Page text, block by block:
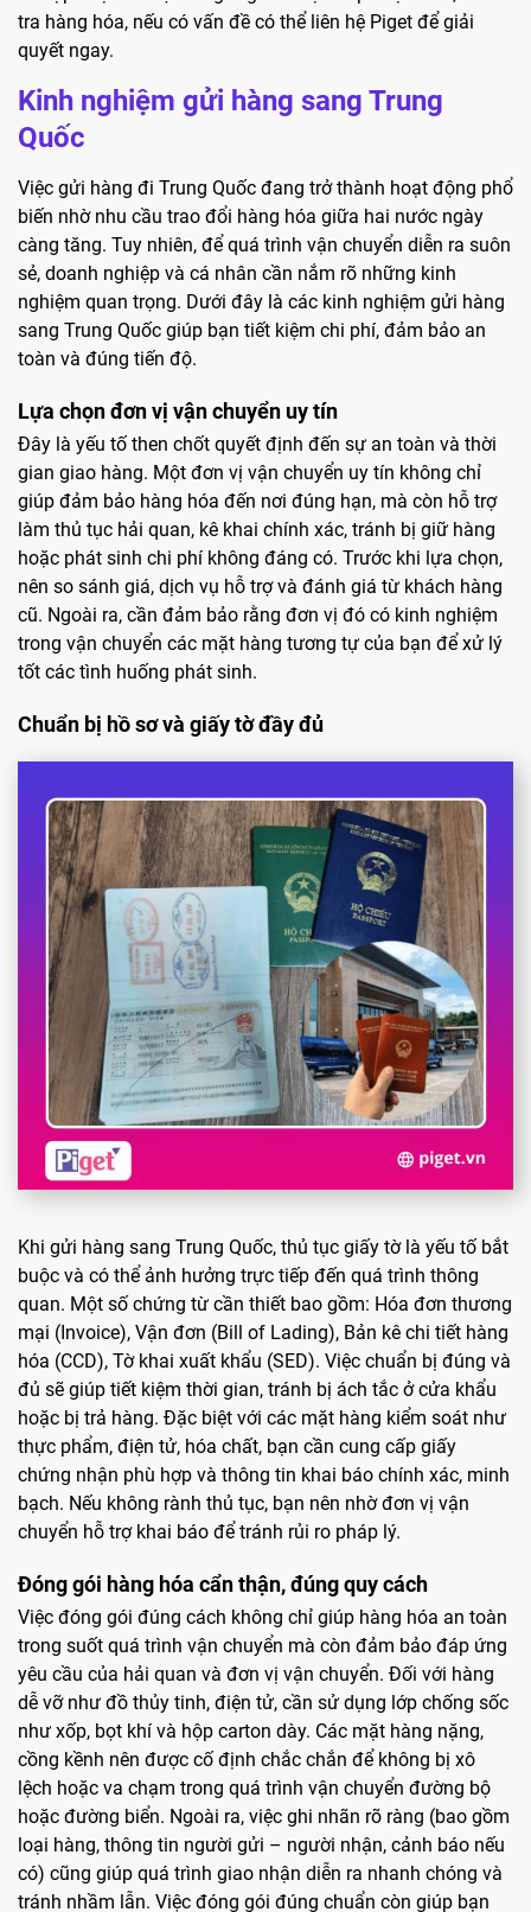
tra hàng hóa, nếu có vấn đề có thể liên hệ Piget để giải
quyết ngay.
Kinh nghiệm gửi hàng sang Trung
Quốc
Việc gửi hàng đi Trung Quốc đang trở thành hoạt động phổ
biến nhờ nhu cầu trao đổi hàng hóa giữa hai nước ngày
càng tăng. Tuy nhiên, để quá trình vận chuyển diễn ra suôn
sẻ, doanh nghiệp và cá nhân cần nắm rõ những kinh
nghiệm quan trọng. Dưới đây là các kinh nghiệm gửi hàng
sang Trung Quốc giúp bạn tiết kiệm chi phí, đảm bảo an
toàn và đúng tiến độ.
Lựa chọn đơn vị vận chuyển uy tín
Đây là yếu tố then chốt quyết định đến sự an toàn và thời
gian giao hàng. Một đơn vị vận chuyển uy tín không chỉ
giúp đảm bảo hàng hóa đến nơi đúng hạn, mà còn hỗ trợ
làm thủ tục hải quan, kê khai chính xác, tránh bị giữ hàng
hoặc phát sinh chi phí không đáng có. Trước khi lựa chọn,
nên so sánh giá, dịch vụ hỗ trợ và đánh giá từ khách hàng
cũ. Ngoài ra, cần đảm bảo rằng đơn vị đó có kinh nghiệm
trong vận chuyển các mặt hàng tương tự của bạn để xử lý
tốt các tình huống phát sinh.
Chuẩn bị hồ sơ và giấy tờ đầy đủ
Khi gửi hàng sang Trung Quốc, thủ tục giấy tờ là yếu tố bắt
buộc và có thể ảnh hưởng trực tiếp đến quá trình thông
quan. Một số chứng từ cần thiết bao gồm: Hóa đơn thương
mại (Invoice), Vận đơn (Bill of Lading), Bản kê chi tiết hàng
hóa (CCD), Tờ khai xuất khẩu (SED). Việc chuẩn bị đúng và
đủ sẽ giúp tiết kiệm thời gian, tránh bị ách tắc ở cửa khẩu
hoặc bị trả hàng. Đặc biệt với các mặt hàng kiểm soát như
thực phẩm, điện tử, hóa chất, bạn cần cung cấp giấy
chứng nhận phù hợp và thông tin khai báo chính xác, minh
bạch. Nếu không rành thủ tục, bạn nên nhờ đơn vị vận
chuyển hỗ trợ khai báo để tránh rủi ro pháp lý.
Đóng gói hàng hóa cẩn thận, đúng quy cách
Việc đóng gói đúng cách không chỉ giúp hàng hóa an toàn
trong suốt quá trình vận chuyển mà còn đảm bảo đáp ứng
yêu cầu của hải quan và đơn vị vận chuyển. Đối với hàng
dễ vỡ như đồ thủy tinh, điện tử, cần sử dụng lớp chống sốc
như xốp, bọt khí và hộp carton dày. Các mặt hàng nặng,
cồng kềnh nên được cố định chắc chắn để không bị xô
lệch hoặc va chạm trong quá trình vận chuyển đường bộ
hoặc đường biển. Ngoài ra, việc ghi nhãn rõ ràng (bao gồm
loại hàng, thông tin người gửi – người nhận, cảnh báo nếu
có) cũng giúp quá trình giao nhận diễn ra nhanh chóng và
tránh nhầm lẫn. Việc đóng gói đúng chuẩn còn giúp bạn